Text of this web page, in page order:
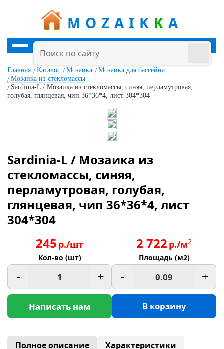
MOZAIK K A
Главная Каталог Мозаика
Мозаика для бассейна
Мозаика из стекломассы
Sardinia-L / Мозаика из стекломассы, синяя, перламутровая,
голубая, глянцевая, чип 36*36*4, лист 304*304
Sardinia-L / Мозаика из
стекломассы, синяя,
перламутровая, голубая,
глянцевая, чип 36*36*4, лист
304*304
245 р./шт
Кол-во (шт)
- +
Написать нам
2 722 р./м2
Площадь (м2)
- +
В корзину
Полное описание
Характеристики